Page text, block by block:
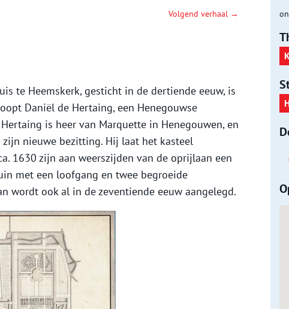
Volgend verhaal →
te Heemskerk, gesticht in de dertiende eeuw, is
Daniël de Hertaing, een Henegouwse
is heer van Marquette in Henegouwen, en
zijn nieuwe bezitting. Hij laat het kasteel
1630 zijn aan weerszijden van de oprijlaan een
met een loofgang en twee begroeide
wordt ook al in de zeventiende eeuw aangelegd.